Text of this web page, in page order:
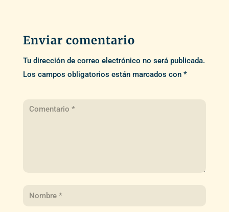
Enviar comentario
Tu dirección de correo electrónico no será publicada.
Los campos obligatorios están marcados con *